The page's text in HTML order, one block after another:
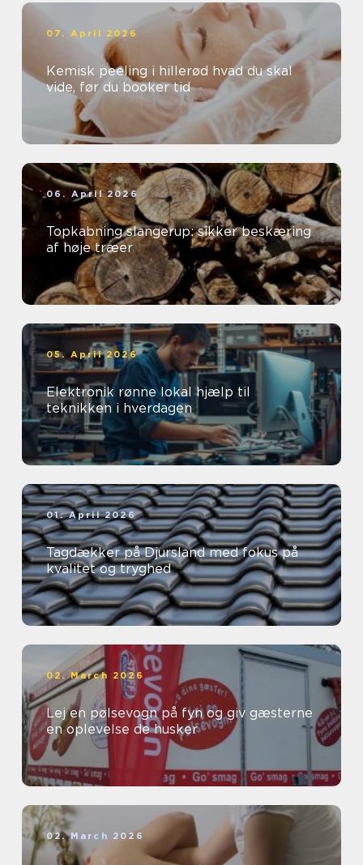
07. April 2026
Kemisk peeling i hillerød hvad du skal
vide, før du booker tid
06. April 2026
Topkabning slangerup: sikker beskæring
af høje træer
05. April 2026
Elektronik rønne lokal hjælp til
teknikken i hverdagen
01. April 2026
Tagdækker på Djursland med fokus på
kvalitet og tryghed
02. March 2026
Lej en pølsevogn på fyn og giv gæsterne
en oplevelse de husker
02. March 2026